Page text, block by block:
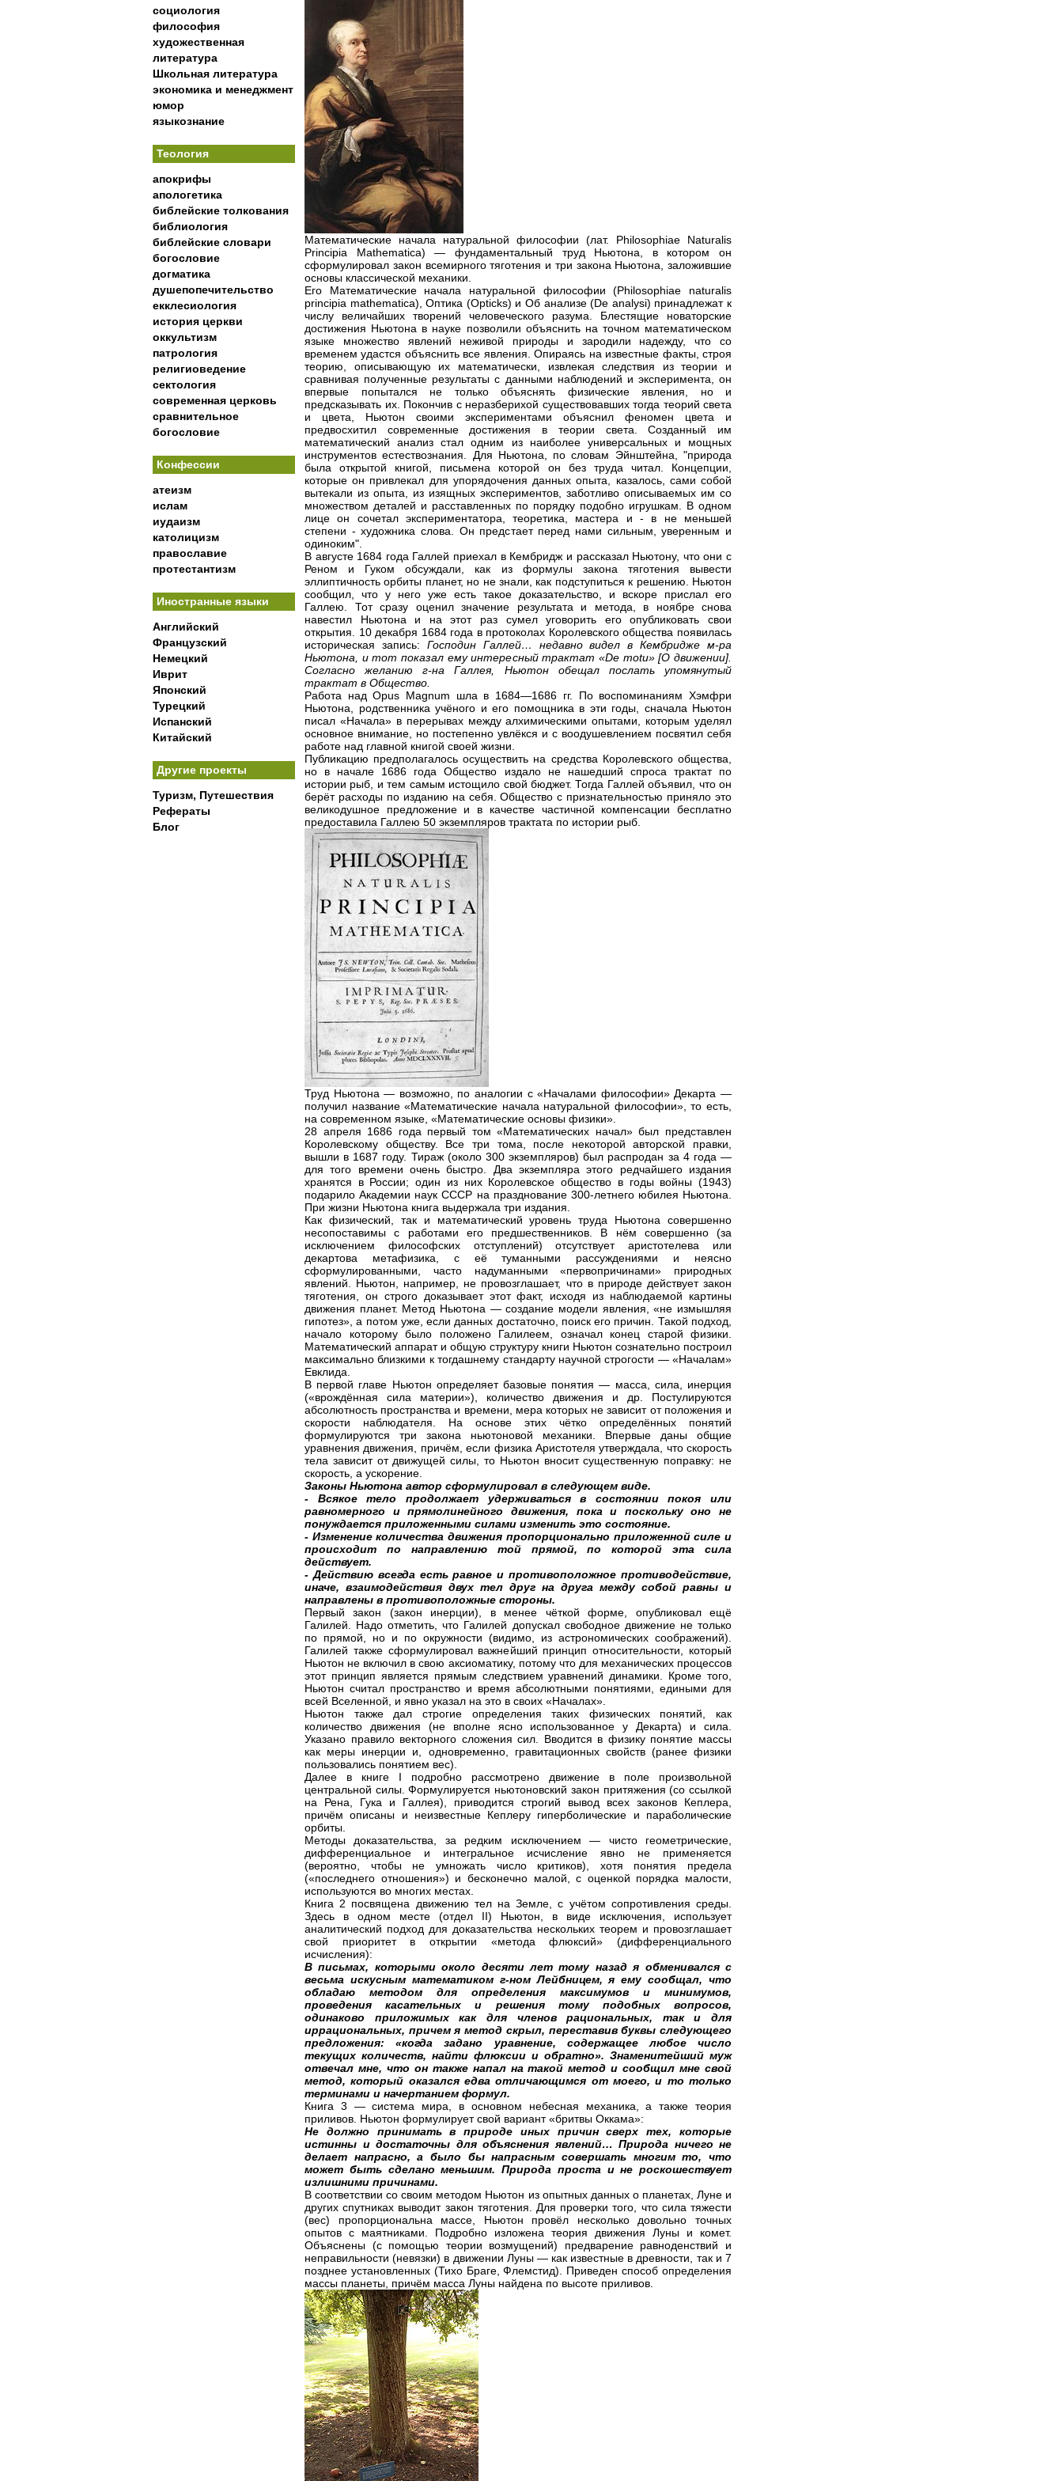
социология
философия
художественная
литература
Школьная литература
экономика и менеджмент
юмор
языкознание
Теология
апокрифы
апологетика
библейские толкования
библиология
библейские словари
богословие
догматика
душепопечительство
екклесиология
история церкви
оккультизм
патрология
религиоведение
сектология
современная церковь
сравнительное
богословие
Конфессии
атеизм
ислам
иудаизм
католицизм
православие
протестантизм
Иностранные языки
Английский
Французский
Немецкий
Иврит
Японский
Турецкий
Испанский
Китайский
Другие проекты
Туризм, Путешествия
Рефераты
Блог
Математические начала натуральной философии (лат. Philosophiae Naturalis
Principia Mathematica) — фундаментальный труд Ньютона, в котором он
сформулировал закон всемирного тяготения и три закона Ньютона, заложившие
основы классической механики.
Его Математические начала натуральной философии (Philosophiae naturalis
principia mathematica), Оптика (Opticks) и Об анализе (De analysi) принадлежат к
числу величайших творений человеческого разума. Блестящие новаторские
достижения Ньютона в науке позволили объяснить на точном математическом
языке множество явлений неживой природы и зародили надежду, что со
временем удастся объяснить все явления. Опираясь на известные факты, строя
теорию, описывающую их математически, извлекая следствия из теории и
сравнивая полученные результаты с данными наблюдений и эксперимента, он
впервые попытался не только объяснять физические явления, но и
предсказывать их. Покончив с неразберихой существовавших тогда теорий света
и цвета, Ньютон своими экспериментами объяснил феномен цвета и
предвосхитил современные достижения в теории света. Созданный им
математический анализ стал одним из наиболее универсальных и мощных
инструментов естествознания. Для Ньютона, по словам Эйнштейна, "природа
была открытой книгой, письмена которой он без труда читал. Концепции,
которые он привлекал для упорядочения данных опыта, казалось, сами собой
вытекали из опыта, из изящных экспериментов, заботливо описываемых им со
множеством деталей и расставленных по порядку подобно игрушкам. В одном
лице он сочетал экспериментатора, теоретика, мастера и - в не меньшей
степени - художника слова. Он предстает перед нами сильным, уверенным и
одиноким".
В августе 1684 года Галлей приехал в Кембридж и рассказал Ньютону, что они с
Реном и Гуком обсуждали, как из формулы закона тяготения вывести
эллиптичность орбиты планет, но не знали, как подступиться к решению. Ньютон
сообщил, что у него уже есть такое доказательство, и вскоре прислал его
Галлею. Тот сразу оценил значение результата и метода, в ноябре снова
навестил Ньютона и на этот раз сумел уговорить его опубликовать свои
открытия. 10 декабря 1684 года в протоколах Королевского общества появилась
историческая запись: Господин Галлей… недавно видел в Кембридже м-ра
Ньютона, и тот показал ему интересный трактат «De motu» [О движении].
Согласно желанию г-на Галлея, Ньютон обещал послать упомянутый
трактат в Общество.
Работа над Opus Magnum шла в 1684—1686 гг. По воспоминаниям Хэмфри
Ньютона, родственника учёного и его помощника в эти годы, сначала Ньютон
писал «Начала» в перерывах между алхимическими опытами, которым уделял
основное внимание, но постепенно увлёкся и с воодушевлением посвятил себя
работе над главной книгой своей жизни.
Публикацию предполагалось осуществить на средства Королевского общества,
но в начале 1686 года Общество издало не нашедший спроса трактат по
истории рыб, и тем самым истощило свой бюджет. Тогда Галлей объявил, что он
берёт расходы по изданию на себя. Общество с признательностью приняло это
великодушное предложение и в качестве частичной компенсации бесплатно
предоставила Галлею 50 экземпляров трактата по истории рыб.
Труд Ньютона — возможно, по аналогии с «Началами философии» Декарта —
получил название «Математические начала натуральной философии», то есть,
на современном языке, «Математические основы физики».
28 апреля 1686 года первый том «Математических начал» был представлен
Королевскому обществу. Все три тома, после некоторой авторской правки,
вышли в 1687 году. Тираж (около 300 экземпляров) был распродан за 4 года —
для того времени очень быстро. Два экземпляра этого редчайшего издания
хранятся в России; один из них Королевское общество в годы войны (1943)
подарило Академии наук СССР на празднование 300-летнего юбилея Ньютона.
При жизни Ньютона книга выдержала три издания.
Как физический, так и математический уровень труда Ньютона совершенно
несопоставимы с работами его предшественников. В нём совершенно (за
исключением философских отступлений) отсутствует аристотелева или
декартова метафизика, с её туманными рассуждениями и неясно
сформулированными, часто надуманными «первопричинами» природных
явлений. Ньютон, например, не провозглашает, что в природе действует закон
тяготения, он строго доказывает этот факт, исходя из наблюдаемой картины
движения планет. Метод Ньютона — создание модели явления, «не измышляя
гипотез», а потом уже, если данных достаточно, поиск его причин. Такой подход,
начало которому было положено Галилеем, означал конец старой физики.
Математический аппарат и общую структуру книги Ньютон сознательно построил
максимально близкими к тогдашнему стандарту научной строгости — «Началам»
Евклида.
В первой главе Ньютон определяет базовые понятия — масса, сила, инерция
(«врождённая сила материи»), количество движения и др. Постулируются
абсолютность пространства и времени, мера которых не зависит от положения и
скорости наблюдателя. На основе этих чётко определённых понятий
формулируются три закона ньютоновой механики. Впервые даны общие
уравнения движения, причём, если физика Аристотеля утверждала, что скорость
тела зависит от движущей силы, то Ньютон вносит существенную поправку: не
скорость, а ускорение.
Законы Ньютона автор сформулировал в следующем виде.
- Всякое тело продолжает удерживаться в состоянии покоя или
равномерного и прямолинейного движения, пока и поскольку оно не
понуждается приложенными силами изменить это состояние.
- Изменение количества движения пропорционально приложенной силе и
происходит по направлению той прямой, по которой эта сила
действует.
- Действию всегда есть равное и противоположное противодействие,
иначе, взаимодействия двух тел друг на друга между собой равны и
направлены в противоположные стороны.
Первый закон (закон инерции), в менее чёткой форме, опубликовал ещё
Галилей. Надо отметить, что Галилей допускал свободное движение не только
по прямой, но и по окружности (видимо, из астрономических соображений).
Галилей также сформулировал важнейший принцип относительности, который
Ньютон не включил в свою аксиоматику, потому что для механических процессов
этот принцип является прямым следствием уравнений динамики. Кроме того,
Ньютон считал пространство и время абсолютными понятиями, едиными для
всей Вселенной, и явно указал на это в своих «Началах».
Ньютон также дал строгие определения таких физических понятий, как
количество движения (не вполне ясно использованное у Декарта) и сила.
Указано правило векторного сложения сил. Вводится в физику понятие массы
как меры инерции и, одновременно, гравитационных свойств (ранее физики
пользовались понятием вес).
Далее в книге I подробно рассмотрено движение в поле произвольной
центральной силы. Формулируется ньютоновский закон притяжения (со ссылкой
на Рена, Гука и Галлея), приводится строгий вывод всех законов Кеплера,
причём описаны и неизвестные Кеплеру гиперболические и параболические
орбиты.
Методы доказательства, за редким исключением — чисто геометрические,
дифференциальное и интегральное исчисление явно не применяется
(вероятно, чтобы не умножать число критиков), хотя понятия предела
(«последнего отношения») и бесконечно малой, с оценкой порядка малости,
используются во многих местах.
Книга 2 посвящена движению тел на Земле, с учётом сопротивления среды.
Здесь в одном месте (отдел II) Ньютон, в виде исключения, использует
аналитический подход для доказательства нескольких теорем и провозглашает
свой приоритет в открытии «метода флюксий» (дифференциального
исчисления):
В письмах, которыми около десяти лет тому назад я обменивался с
весьма искусным математиком г-ном Лейбницем, я ему сообщал, что
обладаю методом для определения максимумов и минимумов,
проведения касательных и решения тому подобных вопросов,
одинаково приложимых как для членов рациональных, так и для
иррациональных, причем я метод скрыл, переставив буквы следующего
предложения: «когда задано уравнение, содержащее любое число
текущих количеств, найти флюксии и обратно». Знаменитейший муж
отвечал мне, что он также напал на такой метод и сообщил мне свой
метод, который оказался едва отличающимся от моего, и то только
терминами и начертанием формул.
Книга 3 — система мира, в основном небесная механика, а также теория
приливов. Ньютон формулирует свой вариант «бритвы Оккама»:
Не должно принимать в природе иных причин сверх тех, которые
истинны и достаточны для объяснения явлений… Природа ничего не
делает напрасно, а было бы напрасным совершать многим то, что
может быть сделано меньшим. Природа проста и не роскошествует
излишними причинами.
В соответствии со своим методом Ньютон из опытных данных о планетах, Луне и
других спутниках выводит закон тяготения. Для проверки того, что сила тяжести
(вес) пропорциональна массе, Ньютон провёл несколько довольно точных
опытов с маятниками. Подробно изложена теория движения Луны и комет.
Объяснены (с помощью теории возмущений) предварение равноденствий и
неправильности (невязки) в движении Луны — как известные в древности, так и 7
позднее установленных (Тихо Браге, Флемстид). Приведен способ определения
массы планеты, причём масса Луны найдена по высоте приливов.